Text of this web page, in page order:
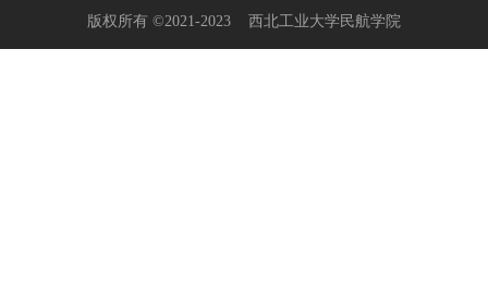
版权所有 ©2021-2023 西北工业大学民航学院